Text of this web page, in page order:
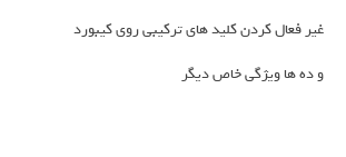
غیر فعال کردن کلید های ترکیبی روی کیبورد
و ده ها ویژگی خاص دیگر